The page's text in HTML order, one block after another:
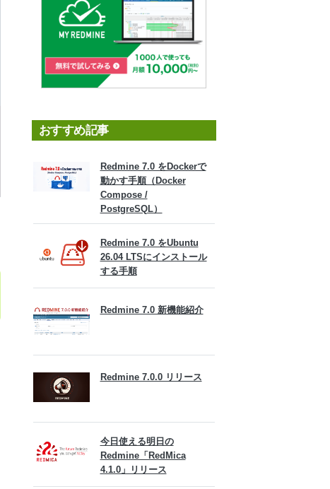
おすすめ記事
Redmine 7.0 をDockerで
動かす手順（Docker
Compose /
PostgreSQL）
Redmine 7.0 をUbuntu
26.04 LTSにインストール
する手順
Redmine 7.0 新機能紹介
Redmine 7.0.0 リリース
今日使える明日の
Redmine「RedMica
4.1.0」リリース